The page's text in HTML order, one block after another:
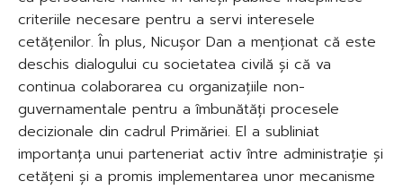
criteriile necesare pentru a servi interesele
cetățenilor. În plus, Nicușor Dan a menționat că este
deschis dialogului cu societatea civilă și că va
continua colaborarea cu organizațiile non-
guvernamentale pentru a îmbunătăți procesele
decizionale din cadrul Primăriei. El a subliniat
importanța unui parteneriat activ între administrație și
cetățeni și a promis implementarea unor mecanisme